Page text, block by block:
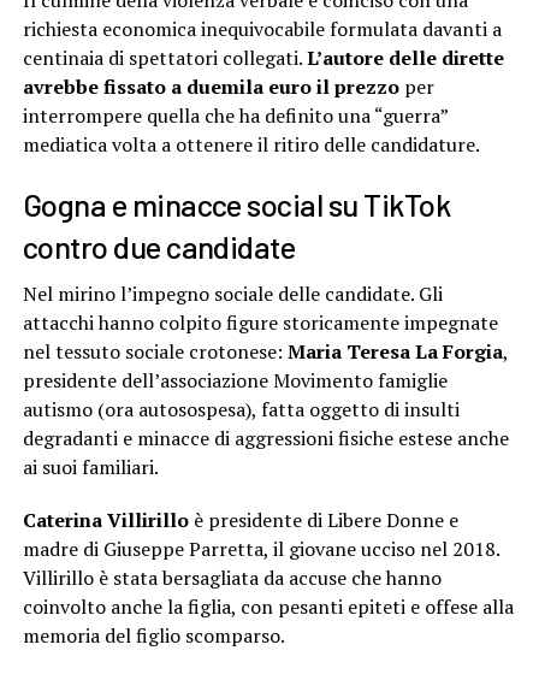
richiesta economica inequivocabile formulata davanti a
centinaia di spettatori collegati.L’autore delle dirette
avrebbe fissato a duemila euro il prezzo per
interrompere quella che ha definito una “guerra”
mediatica volta a ottenere il ritiro delle candidature.
Gogna e minacce social su TikTok
contro due candidate
Nel mirino l’impegno sociale delle candidate. Gli
attacchi hanno colpito figure storicamente impegnate
nel tessuto sociale crotonese: Maria Teresa La Forgia,
presidente dell’associazione Movimento famiglie
autismo (ora autosospesa), fatta oggetto di insulti
degradanti e minacce di aggressioni fisiche estese anche
ai suoi familiari.
Caterina Villirilloè presidente di Libere Donne e
madre di Giuseppe Parretta, il giovane ucciso nel 2018.
Villirillo è stata bersagliata da accuse che hanno
coinvolto anche la figlia, con pesanti epiteti e offese alla
memoria del figlio scomparso.